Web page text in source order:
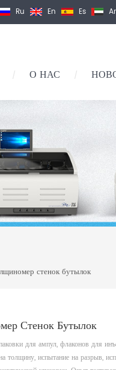
Ru En Es Ar
/ О НАС /
стенок бутылок
Стенок Бутылок
для ампул, флаконов для
толщину, испытание на разрыв,